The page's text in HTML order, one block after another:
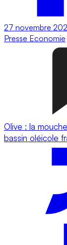
27 novembre
Presse Economie
Olive : la
bassin oléicole